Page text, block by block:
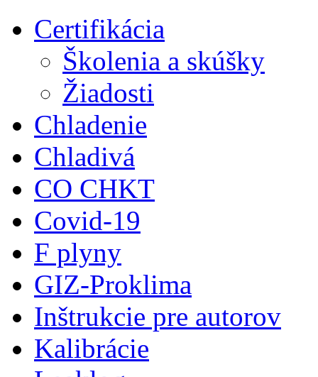
Certifikácia
Školenia a skúšky
Žiadosti
Chladenie
Chladivá
CO CHKT
Covid-19
F plyny
GIZ-Proklima
Inštrukcie pre autorov
Kalibrácie